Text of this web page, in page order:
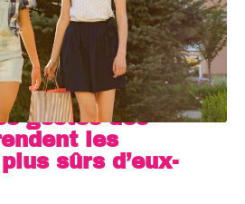
gestes des
les
sûrs d’eux-